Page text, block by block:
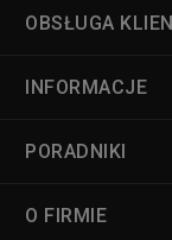
OBSŁUGA
INFORMACJE
PORADNIKI
O FIRMIE